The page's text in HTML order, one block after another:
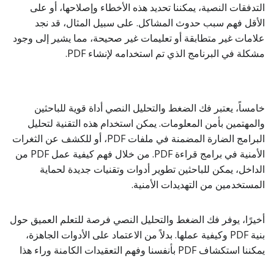
التدفقات النصية، يمكننا تحديد هذه الأخطاء وإصلاحها، أو على
الأقل فهم سبب حدوث المشاكل. على سبيل المثال، قد نجد
علامات غير متطابقة أو تعليمات غير صحيحة، مما يشير إلى وجود
مشكلة في البرنامج الذي تم استخدامه لإنشاء PDF.
خامساً، يعتبر فك الضغط والتحليل النصي أداة قوية للباحثين
والمهتمين بأمن المعلومات. يمكن استخدام هذه التقنية لتحليل
البرامج الضارة المضمنة في ملفات PDF، أو للكشف عن الثغرات
الأمنية في برامج قراءة PDF. من خلال فهم كيفية عمل PDF من
الداخل، يمكن للباحثين تطوير أدوات وتقنيات جديدة لحماية
المستخدمين من التهديدات الأمنية.
أخيرًا، يوفر فك الضغط والتحليل النصي فرصة للتعلم العميق حول
بنية PDF وكيفية عملها. بدلاً من الاعتماد على الأدوات الجاهزة،
يمكننا استكشاف PDF بأنفسنا وفهم التعقيدات الكامنة وراء هذا